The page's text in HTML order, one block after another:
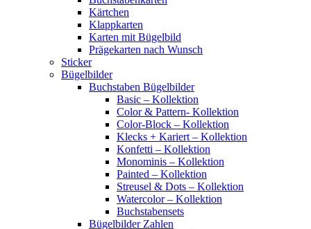
Kärtchen
Klappkarten
Karten mit Bügelbild
Prägekarten nach Wunsch
Sticker
Bügelbilder
Buchstaben Bügelbilder
Basic – Kollektion
Color & Pattern- Kollektion
Color-Block – Kollektion
Klecks + Kariert – Kollektion
Konfetti – Kollektion
Monominis – Kollektion
Painted – Kollektion
Streusel & Dots – Kollektion
Watercolor – Kollektion
Buchstabensets
Bügelbilder Zahlen